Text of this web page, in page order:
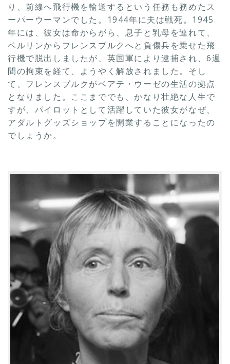
り、前線へ飛行機を輸送するという任務も務めたス
ーパーウーマンでした。1944年に夫は戦死。1945
年には、彼女は命からがら、息子と乳母を連れて、
ベルリンからフレンスブルクへと負傷兵を乗せた飛
行機で脱出しましたが、英国軍により逮捕され、6週
間の拘束を経て、ようやく解放されました。そし
て、フレンスブルクがベアテ・ウーゼの生活の拠点
となりました。ここまででも、かなり壮絶な人生で
すが、パイロットとして活躍していた彼女がなぜ、
アダルトグッズショップを開業することになったの
でしょうか。